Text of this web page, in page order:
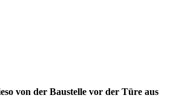
von der Baustelle vor der Türe aus